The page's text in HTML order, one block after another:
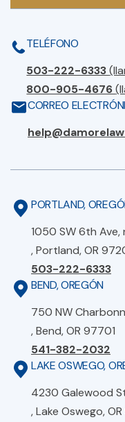
TELÉFONO
503-222-6333
800-905-4676
CORREO
PORTLAND,
1050 SW 6th Ave,
, Portland, OR
503-222-6333
BEND, OREGÓN
750 NW
, Bend, OR 97701
541-382-2032
LAKE OSWEGO,
4230 Galewood
, Lake Oswego,